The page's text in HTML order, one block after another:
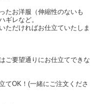
たお洋服（伸縮性のないも
ギレなど。
ただければお仕立ていたしま
ご要望通りにお仕立てできな
てOK！(一緒にご注文くださ